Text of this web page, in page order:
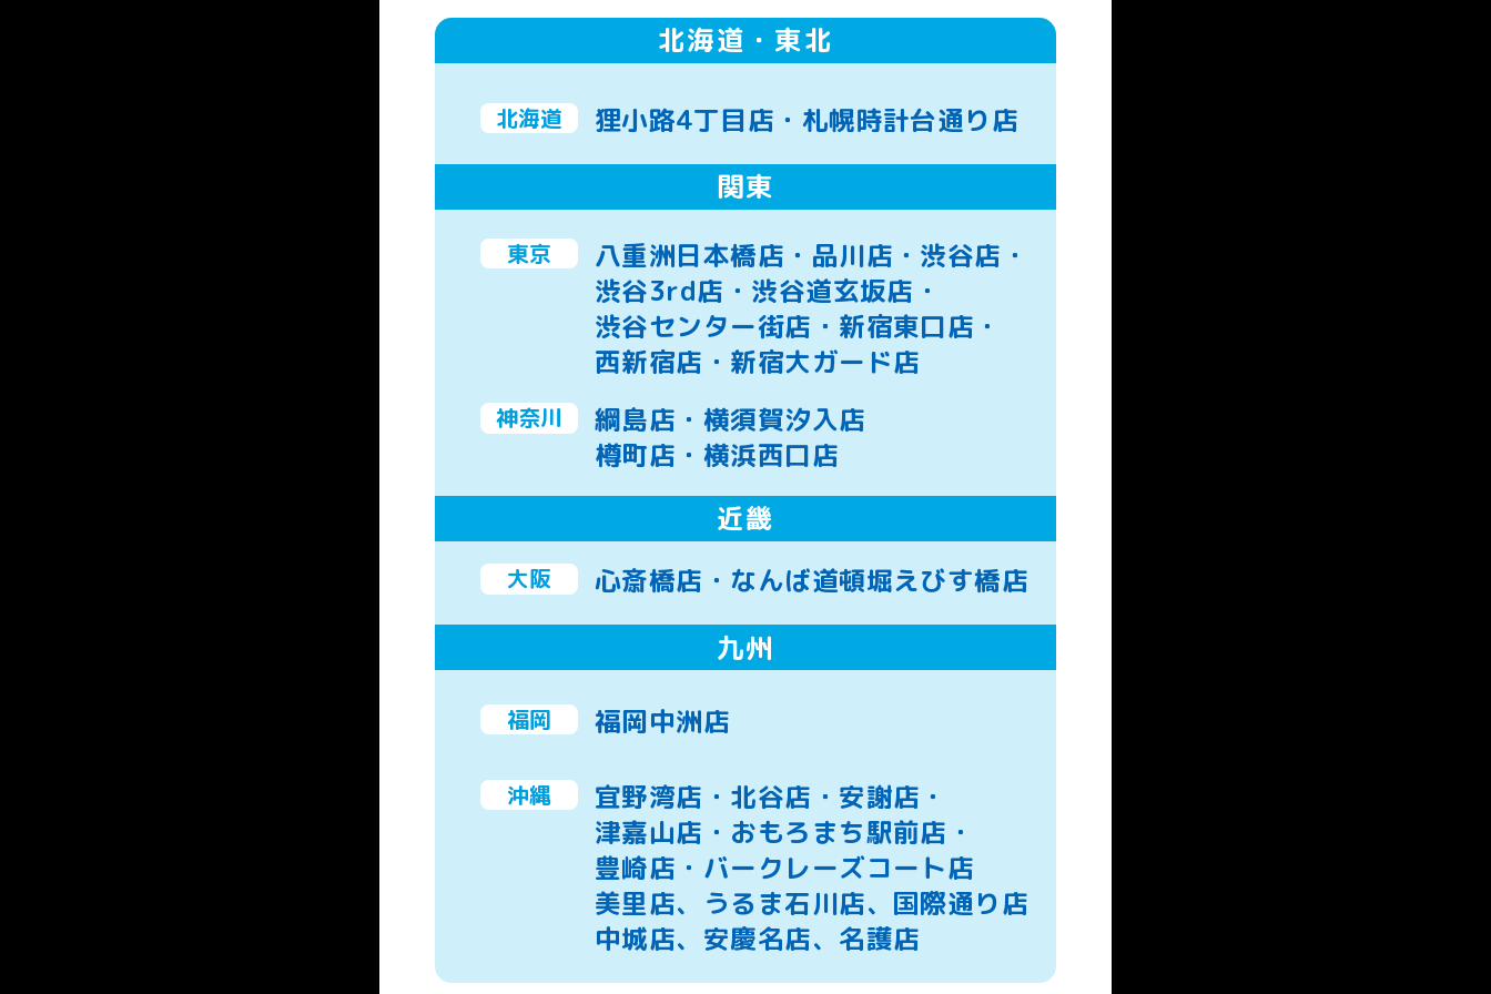
北海道・東北
北海道 狸小路4丁目店・札幌時計台通り店
関東
東京
八重洲日本橋店・品川店・渋谷店・
渋谷3rd店・渋谷道玄坂店・
渋谷センター街店・新宿東口店・
西新宿店・新宿大ガード店
神奈川
綱島店・横須賀汐入店
樽町店・横浜西口店
近畿
大阪 心斎橋店・なんば道頓堀えびす橋店
九州
福岡 福岡中洲店
沖縄
宜野湾店・北谷店・安謝店・
津嘉山店・おもろまち駅前店・
豊崎店・バークレーズコート店
美里店、うるま石川店、国際通り店
中城店、安慶名店、名護店